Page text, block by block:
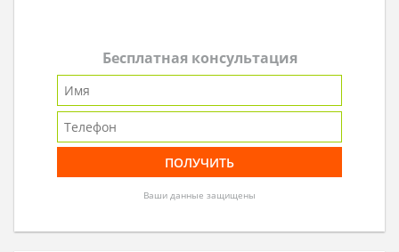
Бесплатная консультация
Ваши данные защищены